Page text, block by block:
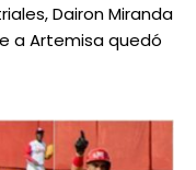
Dairon Miranda
a Artemisa quedó